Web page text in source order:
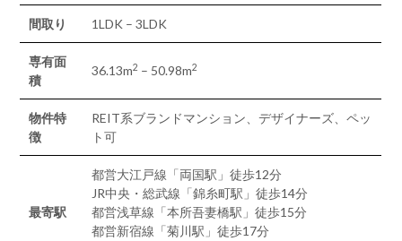
間取り 1LDK – 3LDK
専有面
積
36.13m2 – 50.98m2
物件特
徴
REIT系ブランドマンション、デザイナーズ、ペッ
ト可
最寄駅
都営大江戸線「両国駅」徒歩12分
JR中央・総武線「錦糸町駅」徒歩14分
都営浅草線「本所吾妻橋駅」徒歩15分
都営新宿線「菊川駅」徒歩17分